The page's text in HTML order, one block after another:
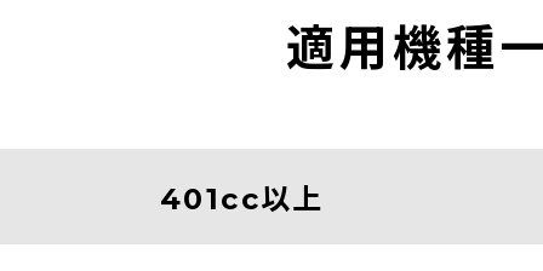
適用機種
401cc以上